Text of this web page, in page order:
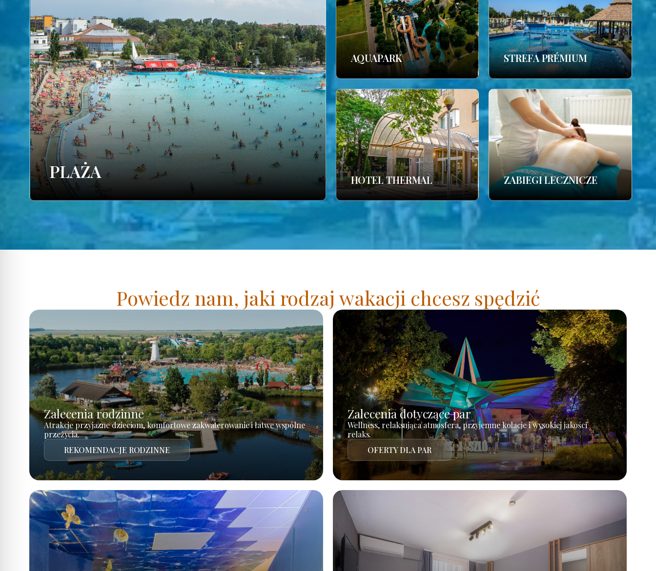
PLAŻA
AQUAPARK STREFA PRÉMIUM
HOTEL THERMAL ZABIEGI LECZNICZE
Powiedz nam, jaki rodzaj wakacji chcesz spędzić
Zalecenia rodzinne
Atrakcje przyjazne dzieciom, komfortowe zakwaterowanie i łatwe wspólne
przeżycia.
REKOMENDACJE RODZINNE
Zalecenia dotyczące par
Wellness, relaksująca atmosfera, przyjemne kolacje i wysokiej jakości
relaks.
OFERTY DLA PAR